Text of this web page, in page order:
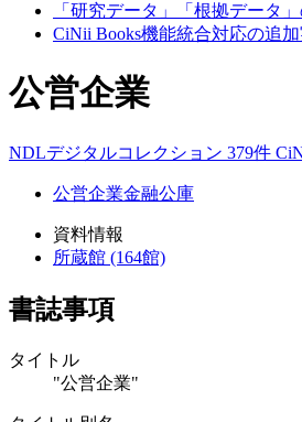
「研究データ」「根拠データ
CiNii Books機能統合対応の追
公営企業
NDLデジタルコレクション 379件
公営企業金融公庫
資料情報
所蔵館 (164館)
書誌事項
タイトル
"公営企業"